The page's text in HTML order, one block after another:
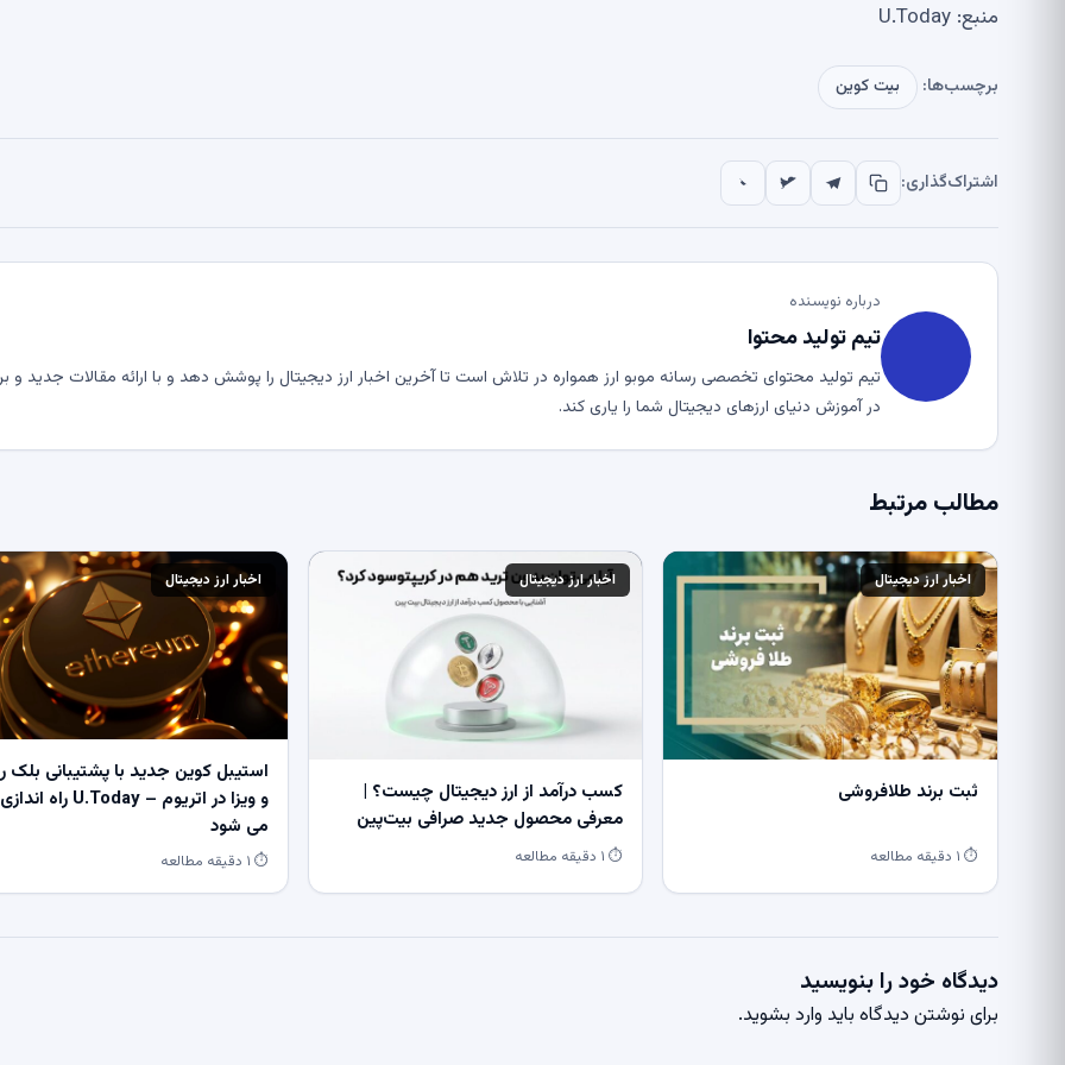
منبع: U.Today
برچسب‌ها: بیت کوین
اشتراک‌گذاری:
درباره نویسنده
تیم تولید محتوا
تیم تولید محتوای تخصصی رسانه موبو ارز همواره در تلاش است تا آخرین اخبار ارز دیجیتال را پوشش دهد و با ارائه مقالات جدید و
در آموزش دنیای ارزهای دیجیتال شما را یاری کند.
مطالب مرتبط
اخبار ارز دیجیتال
ثبت برند طلافروشی
⏱ ۱ دقیقه مطالعه
اخبار ارز دیجیتال
کسب درآمد از ارز دیجیتال چیست؟ |
معرفی محصول جدید صرافی بیت‌پین
⏱ ۱ دقیقه مطالعه
اخبار ارز دیجیتال
استیبل کوین جدید با پشتیبانی بلک
و ویزا در اتریوم – U.Today راه اندازی
می شود
⏱ ۱ دقیقه مطالعه
دیدگاه خود را بنویسید
برای نوشتن دیدگاه باید وارد بشوید.